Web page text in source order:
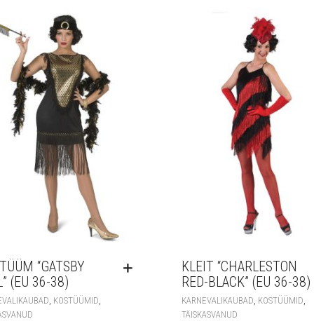
“GATSBY
(EU 36-38)
KOSTÜÜMID
KLEIT “CHARLESTON
RED-BLACK” (EU 36-38)
KARNEVALIKAUBAD KOSTÜÜMID
TÄISKASVANUD